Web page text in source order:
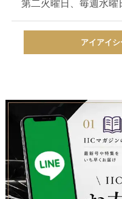
第二火曜日、毎週水曜
アイアイ